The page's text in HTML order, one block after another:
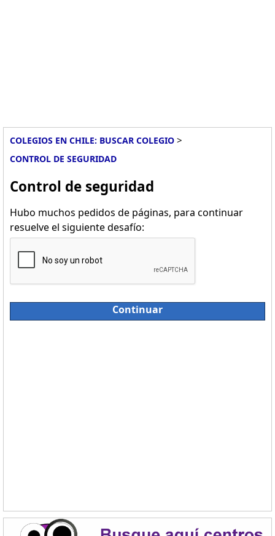
COLEGIOS EN CHILE: BUSCAR COLEGIO >
CONTROL DE SEGURIDAD
Control de seguridad
Hubo muchos pedidos de páginas, para continuar
resuelve el siguiente desafío:
Continuar